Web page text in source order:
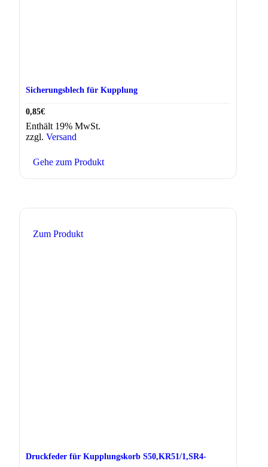
Sicherungsblech für Kupplung
0,85€
Enthält 19% MwSt.
zzgl. Versand
Gehe zum Produkt
Zum Produkt
Druckfeder für Kupplungskorb S50,KR51/1,SR4-